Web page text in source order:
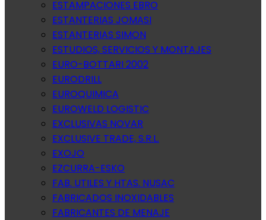
ESTAMPACIONES EBRO
ESTANTERIAS JOMASI
ESTANTERIAS SIMON
ESTUDIOS, SERVICIOS Y MONTAJES
EURO-BOTTARI 2002
EURODRILL
EUROQUIMICA
EUROWELD LOGISTIC
EXCLUSIVAS NOVAR
EXCLUSIVE TRADE, S.R.L.
EXOJO
EZCURRA-ESKO
FAB. UTILES Y HTAS. NUSAC
FABRICADOS INOXIDABLES
FABRICANTES DE MENAJE